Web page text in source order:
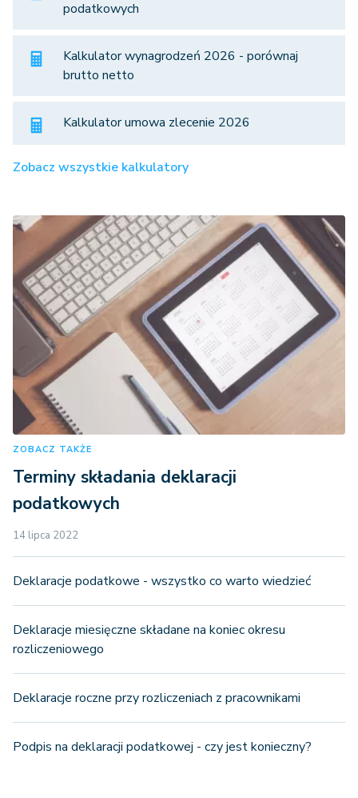
podatkowych
Kalkulator wynagrodzeń 2026 - porównaj
brutto netto
Kalkulator umowa zlecenie 2026
Zobacz wszystkie kalkulatory
ZOBACZ TAKŻE
Terminy składania deklaracji
podatkowych
14 lipca 2022
Deklaracje podatkowe - wszystko co warto wiedzieć
Deklaracje miesięczne składane na koniec okresu
rozliczeniowego
Deklaracje roczne przy rozliczeniach z pracownikami
Podpis na deklaracji podatkowej - czy jest konieczny?